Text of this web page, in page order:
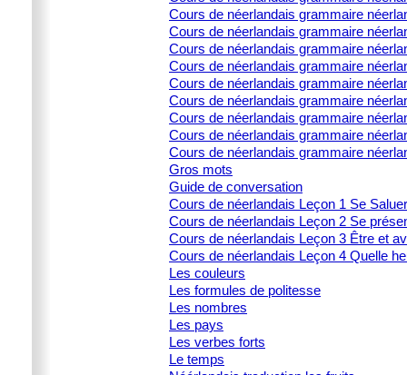
Cours de néerlandais grammaire
Cours de néerlandais grammaire
Cours de néerlandais grammaire
Cours de néerlandais grammaire
Cours de néerlandais grammaire
Cours de néerlandais grammaire
Cours de néerlandais grammaire
Cours de néerlandais grammaire
Cours de néerlandais grammaire
Gros mots
Guide de conversation
Cours de néerlandais Leçon 1 Se Saluer
Cours de néerlandais Leçon 2 Se
Cours de néerlandais Leçon 3 Être et
Cours de néerlandais Leçon 4 Quelle
Les couleurs
Les formules de politesse
Les nombres
Les pays
Les verbes forts
Le temps